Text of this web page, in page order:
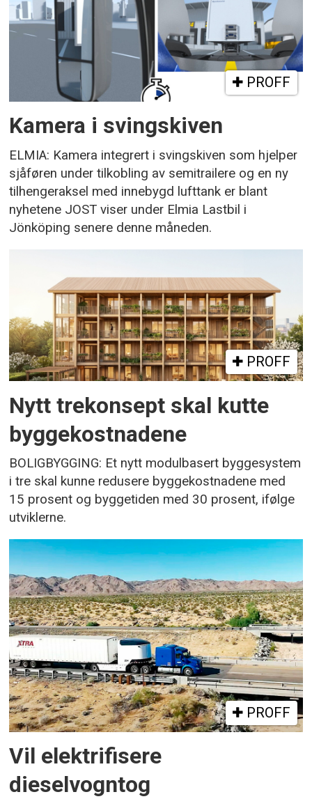
PROFF
Kamera i svingskiven
ELMIA: Kamera integrert i svingskiven som hjelper
sjåføren under tilkobling av semitrailere og en ny
tilhengeraksel med innebygd lufttank er blant
nyhetene JOST viser under Elmia Lastbil i
Jönköping senere denne måneden.
PROFF
Nytt trekonsept skal kutte
byggekostnadene
BOLIGBYGGING: Et nytt modulbasert byggesystem
i tre skal kunne redusere byggekostnadene med
15 prosent og byggetiden med 30 prosent, ifølge
utviklerne.
PROFF
Vil elektrifisere
dieselvogntog